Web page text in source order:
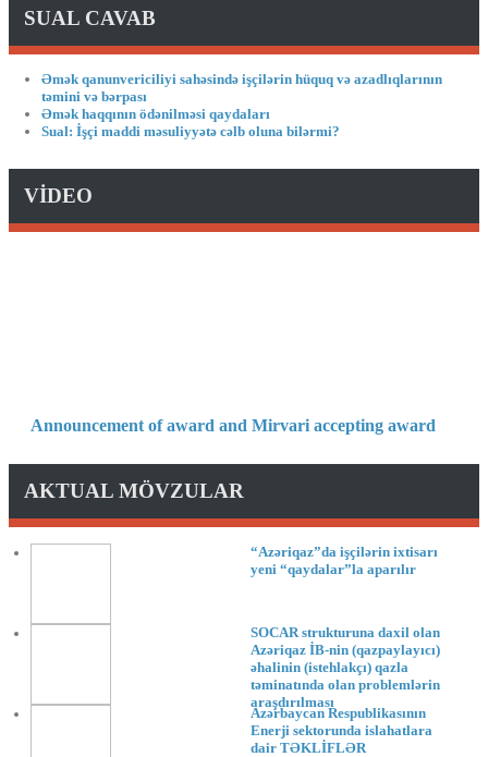
SUAL CAVAB
Əmək qanunvericiliyi sahəsində işçilərin hüquq və azadlıqlarının
təmini və bərpası
Əmək haqqının ödənilməsi qaydaları
Sual: İşçi maddi məsuliyyətə cəlb oluna bilərmi?
VİDEO
Announcement of award and Mirvari accepting award
AKTUAL MÖVZULAR
“Azəriqaz”da işçilərin ixtisarı
yeni “qaydalar”la aparılır
SOCAR strukturuna daxil olan
Azəriqaz İB-nin (qazpaylayıcı)
əhalinin (istehlakçı) qazla
təminatında olan problemlərin
araşdırılması
Azərbaycan Respublikasının
Enerji sektorunda islahatlara
dair TƏKLİFLƏR